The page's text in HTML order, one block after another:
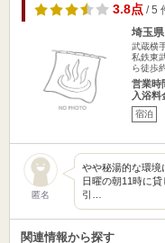
3.8点/ 5
埼玉
武蔵横
私鉄東
ら徒歩
営業時
入浴料
宿泊
匿名
やや秘湯的な環境
日曜の朝11時に
引…
関連情報から探す